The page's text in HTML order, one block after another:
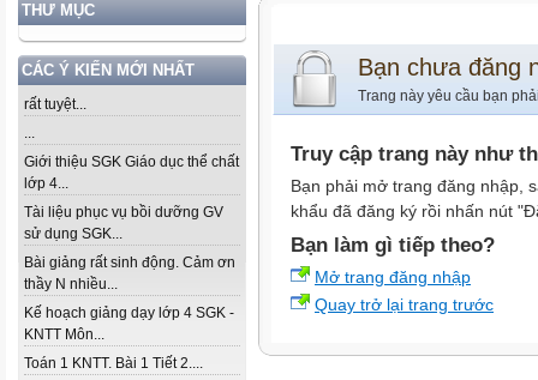
THƯ MỤC
CÁC Ý KIẾN MỚI NHẤT
rất tuyệt...
...
Giới thiệu SGK Giáo dục thể chất
lớp 4...
Tài liệu phục vụ bồi dưỡng GV
sử dụng SGK...
Bài giảng rất sinh động. Cảm ơn
thầy N nhiều...
Kế hoạch giảng dạy lớp 4 SGK -
KNTT Môn...
Toán 1 KNTT. Bài 1 Tiết 2....
Bạn chưa đăng
Trang này yêu cầu bạn
Truy cập trang này như
Bạn phải mở trang đăng nhập,
khẩu đã đăng ký rồi nhấn nút
Bạn làm gì tiếp theo?
Mở trang đăng nhập
Quay trở lại trang trước